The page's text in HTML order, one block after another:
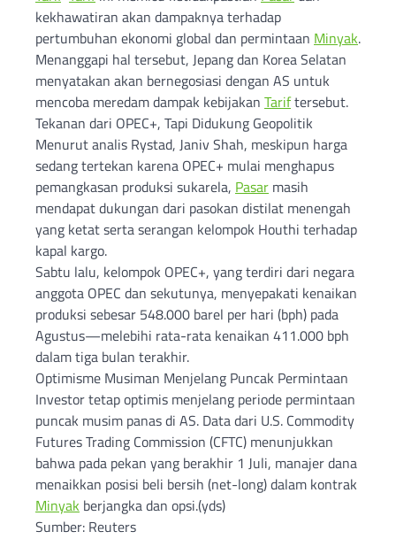
kekhawatiran akan dampaknya terhadap
pertumbuhan ekonomi global dan permintaan Minyak.
Menanggapi hal tersebut, Jepang dan Korea Selatan
menyatakan akan bernegosiasi dengan AS untuk
mencoba meredam dampak kebijakan Tariftersebut.
Tekanan dari OPEC+, Tapi Didukung Geopolitik
Menurut analis Rystad, Janiv Shah, meskipun harga
sedang tertekan karena OPEC+ mulai menghapus
pemangkasan produksi sukarela, Pasar masih
mendapat dukungan dari pasokan distilat menengah
yang ketat serta serangan kelompok Houthi terhadap
kapal kargo.
Sabtu lalu, kelompok OPEC+, yang terdiri dari negara
anggota OPEC dan sekutunya, menyepakati kenaikan
produksi sebesar 548.000 barel per hari (bph) pada
Agustus—melebihi rata-rata kenaikan 411.000 bph
dalam tiga bulan terakhir.
Optimisme Musiman Menjelang Puncak Permintaan
Investor tetap optimis menjelang periode permintaan
puncak musim panas di AS. Data dari U.S. Commodity
Futures Trading Commission (CFTC) menunjukkan
bahwa pada pekan yang berakhir 1 Juli, manajer dana
menaikkan posisi beli bersih (net-long) dalam kontrak
Minyak berjangka dan opsi.(yds)
Sumber: Reuters